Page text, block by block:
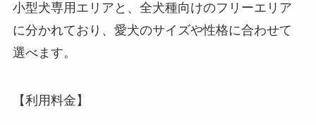
小型犬専用エリアと、全犬種向けのフリーエリア
に分かれており、愛犬のサイズや性格に合わせて
選べます。
【利用料金】